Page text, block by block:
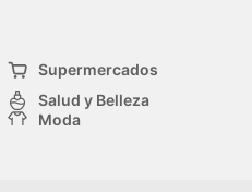
Supermercados
Salud y Belleza
Moda